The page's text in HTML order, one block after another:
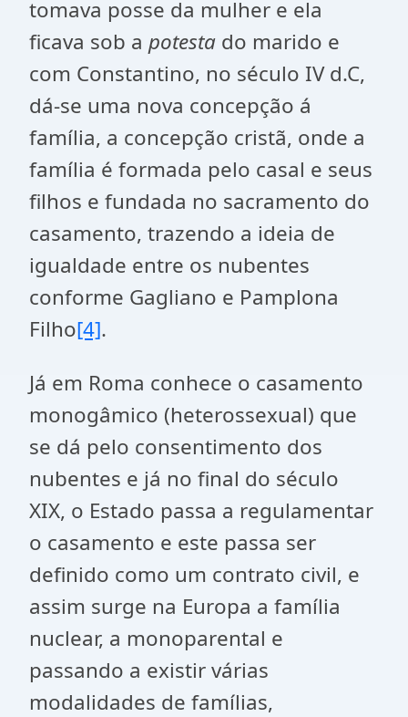
tomava posse da mulher e ela
ficava sob a potesta do marido e
com Constantino, no século IV d.C,
dá-se uma nova concepção á
família, a concepção cristã, onde a
família é formada pelo casal e seus
filhos e fundada no sacramento do
casamento, trazendo a ideia de
igualdade entre os nubentes
conforme Gagliano e Pamplona
Filho[4].
Já em Roma conhece o casamento
monogâmico (heterossexual) que
se dá pelo consentimento dos
nubentes e já no final do século
XIX, o Estado passa a regulamentar
o casamento e este passa ser
definido como um contrato civil, e
assim surge na Europa a família
nuclear, a monoparental e
passando a existir várias
modalidades de famílias,